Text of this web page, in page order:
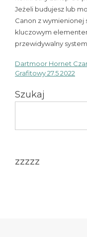
Jeżeli budujesz lub
Canon z
kluczowym
przewidywalny system.
wpisu
Dartmoor Hornet
Grafitowy 27.5 2022
Szukaj
zzzzz